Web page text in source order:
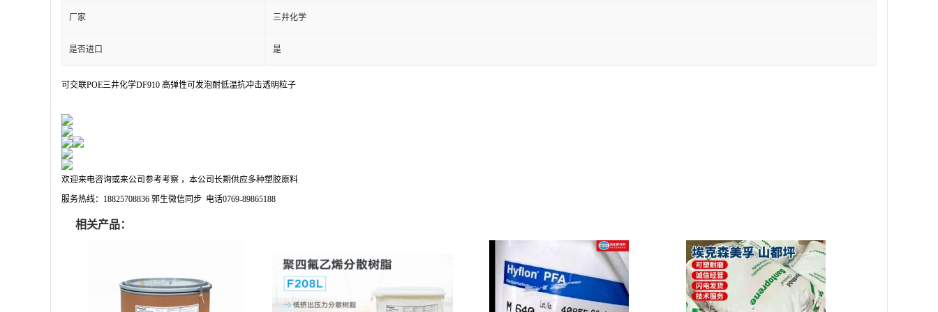
厂家 三井化学
是否进口 是
可交联POE三井化学DF910 高弹性可发泡耐低温抗冲击透明粒子
欢迎来电咨询或来公司参考考察 ，本公司长期供应多种塑胶原料
服务热线：18825708836 郭生微信同步 电话0769-89865188
相关产品：